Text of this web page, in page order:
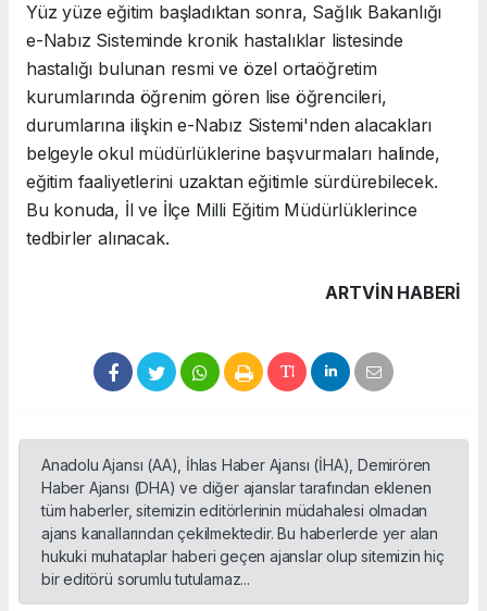
Yüz yüze eğitim başladıktan sonra, Sağlık Bakanlığı
e-Nabız Sisteminde kronik hastalıklar listesinde
hastalığı bulunan resmi ve özel ortaöğretim
kurumlarında öğrenim gören lise öğrencileri,
durumlarına ilişkin e-Nabız Sistemi'nden alacakları
belgeyle okul müdürlüklerine başvurmaları halinde,
eğitim faaliyetlerini uzaktan eğitimle sürdürebilecek.
Bu konuda, İl ve İlçe Milli Eğitim Müdürlüklerince
tedbirler alınacak.
ARTVIN HABERİ
Anadolu Ajansı (AA), İhlas Haber Ajansı (İHA), Demirören
Haber Ajansı (DHA) ve diğer ajanslar tarafından eklenen
tüm haberler, sitemizin editörlerinin müdahalesi olmadan
ajans kanallarından çekilmektedir. Bu haberlerde yer alan
hukuki muhataplar haberi geçen ajanslar olup sitemizin hiç
bir editörü sorumlu tutulamaz...